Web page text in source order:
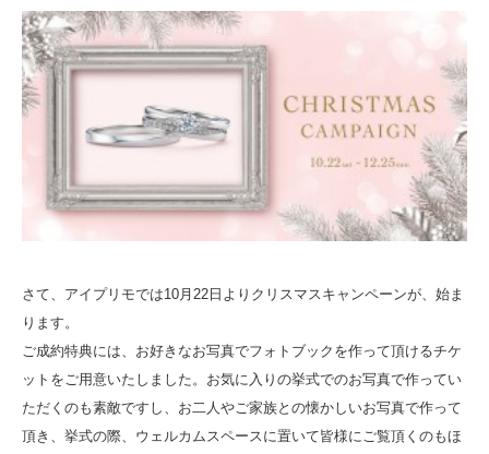
さて、アイプリモでは10月22日よりクリスマスキャンペーンが、始ま
ります。
ご成約特典には、お好きなお写真でフォトブックを作って頂けるチケ
ットをご用意いたしました。お気に入りの挙式でのお写真で作ってい
ただくのも素敵ですし、お二人やご家族との懐かしいお写真で作って
頂き、挙式の際、ウェルカムスペースに置いて皆様にご覧頂くのもほ